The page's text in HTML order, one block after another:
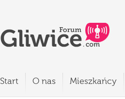
Start O nas Mieszkańcy